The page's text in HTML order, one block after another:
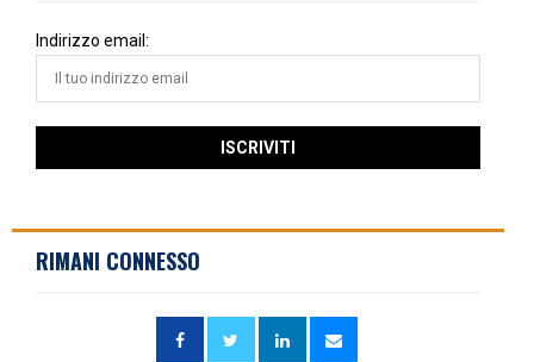
Indirizzo email:
RIMANI CONNESSO